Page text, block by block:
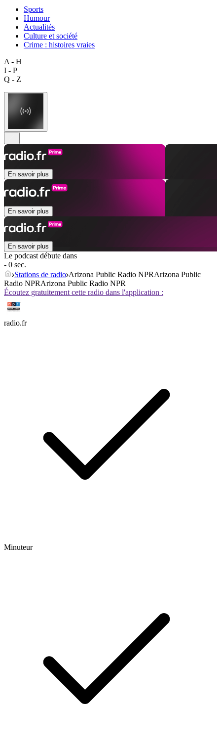
Sports
Humour
Actualités
Culture et société
Crime : histoires vraies
A - H
I - P
Q - Z
En savoir plus
En savoir plus
En savoir plus
Le podcast débute dans
- 0 sec.
Stations de radio Arizona Public Radio NPRArizona Public
Radio NPRArizona Public Radio NPR
Écoutez gratuitement cette radio dans l'application :
radio.fr
Minuteur